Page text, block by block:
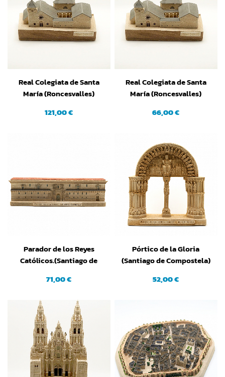
Real Colegiata de Santa
María (Roncesvalles)
121,00 €
Real Colegiata de Santa
María (Roncesvalles)
66,00 €
Parador de los Reyes
Católicos.(Santiago de
71,00 €
Pórtico de la Gloria
(Santiago de Compostela)
52,00 €